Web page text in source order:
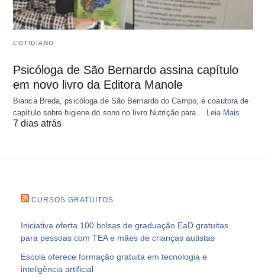
COTIDIANO
Psicóloga de São Bernardo assina capítulo
em novo livro da Editora Manole
Bianca Breda, psicóloga de São Bernardo do Campo, é coautora de
capítulo sobre higiene do sono no livro Nutrição para…
Leia Mais
7 dias atrás
CURSOS GRATUITOS
Iniciativa oferta 100 bolsas de graduação EaD gratuitas
para pessoas com TEA e mães de crianças autistas
Escola oferece formação gratuita em tecnologia e
inteligência artificial